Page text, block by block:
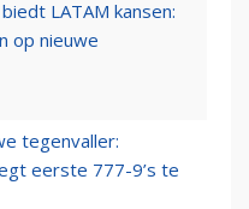
LATAM kansen:
op nieuwe
tegenvaller:
eerste 777-9’s te